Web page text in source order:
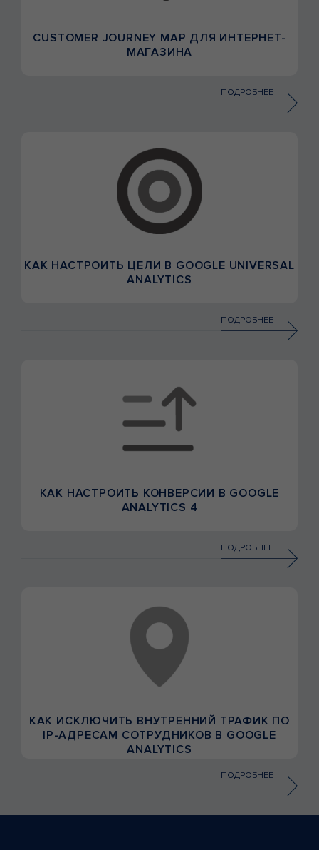
CUSTOMER JOURNEY MAP ДЛЯ ИНТЕРНЕТ-
МАГАЗИНА
ПОДРОБНЕЕ
КАК НАСТРОИТЬ ЦЕЛИ В GOOGLE UNIVERSAL
ANALYTICS
ПОДРОБНЕЕ
КАК НАСТРОИТЬ КОНВЕРСИИ В GOOGLE
ANALYTICS 4
ПОДРОБНЕЕ
КАК ИСКЛЮЧИТЬ ВНУТРЕННИЙ ТРАФИК ПО
IP-АДРЕСАМ СОТРУДНИКОВ В GOOGLE
ANALYTICS
ПОДРОБНЕЕ